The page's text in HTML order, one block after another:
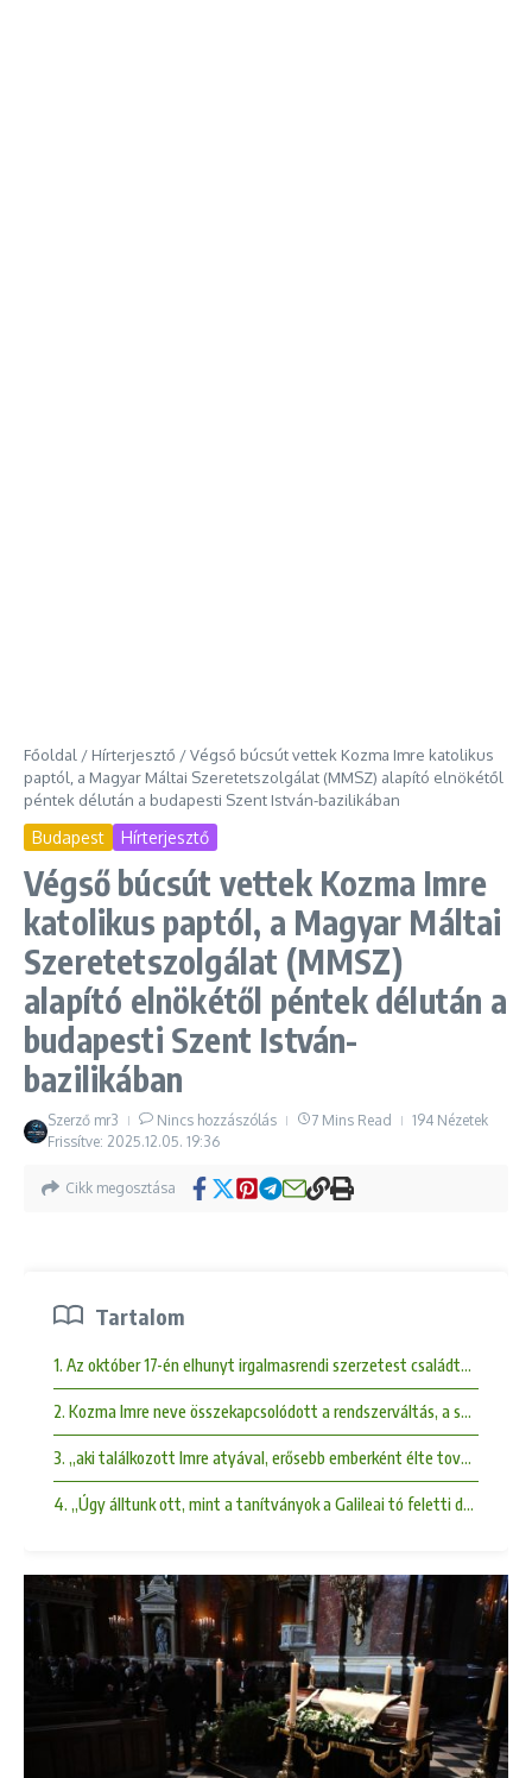
Főoldal / Hírterjesztő /Végső búcsút vettek Kozma Imre katolikus
paptól, a Magyar Máltai Szeretetszolgálat (MMSZ) alapító elnökétől
péntek délután a budapesti Szent István-bazilikában
Budapest Hírterjesztő
Végső búcsút vettek Kozma Imre
katolikus paptól, a Magyar Máltai
Szeretetszolgálat (MMSZ)
alapító elnökétől péntek délután a
budapesti Szent István-
bazilikában
Szerző mr3 Nincs hozzászólás 7 Mins Read
194 Nézetek
Frissítve: 2025.12.05. 19:36
Cikk megosztása
Tartalom
1. Az október 17-én elhunyt irgalmasrendi szerzetest családtagjai,
2. Kozma Imre neve összekapcsolódott a rendszerváltás, a
3. „aki találkozott Imre atyával, erősebb emberként élte tovább az
4. „Úgy álltunk ott, mint a tanítványok a Galileai tó feletti